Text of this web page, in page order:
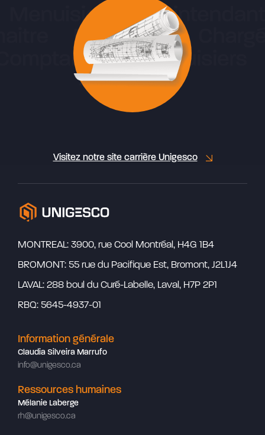
Visitez notre site carrière Unigesco
MONTREAL: 3900, rue Cool Montréal, H4G 1B4
BROMONT: 55 rue du Pacifique Est, Bromont, J2L1J4
LAVAL: 288 boul du Curé-Labelle, Laval, H7P 2P1
RBQ: 5645-4937-01
Information générale
Claudia Silveira Marrufo
info@unigesco.ca
Ressources humaines
Mélanie Laberge
rh@unigesco.ca